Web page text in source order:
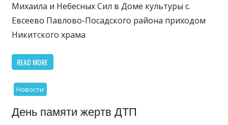
Михаила и Небесных Сил в Доме культуры с.
Евсеево Павлово-Посадского района приходом
Никитского храма
READ MORE
Новости
День памяти жертв ДТП